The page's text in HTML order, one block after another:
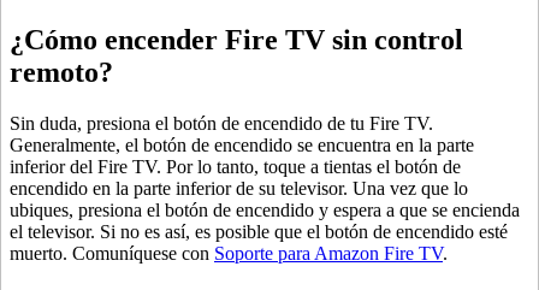
¿Cómo encender Fire TV sin control
remoto?
Sin duda, presiona el botón de encendido de tu Fire TV.
Generalmente, el botón de encendido se encuentra en la parte
inferior del Fire TV. Por lo tanto, toque a tientas el botón de
encendido en la parte inferior de su televisor. Una vez que lo
ubiques, presiona el botón de encendido y espera a que se encienda
el televisor. Si no es así, es posible que el botón de encendido esté
muerto. Comuníquese con Soporte para Amazon Fire TV.